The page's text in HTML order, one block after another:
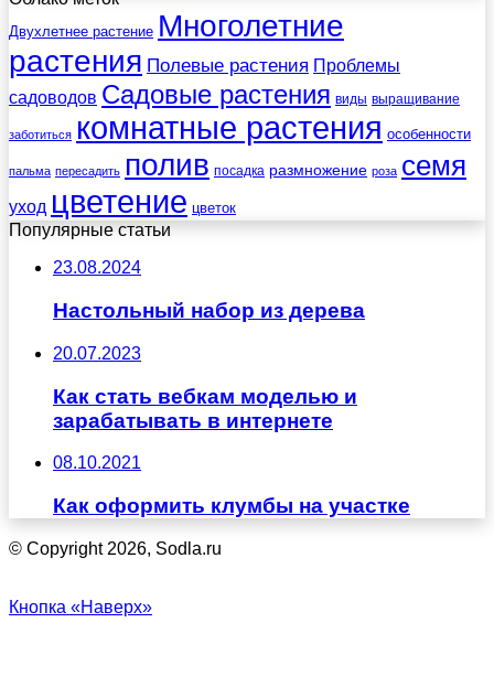
Двухлетнее растение Многолетние
растения Полевые растения Проблемы
садоводов Садовые растения виды выращивание
заботиться комнатные растения особенности
пальма пересадить полив посадка размножение роза семя
уход цветение цветок
Популярные статьи
23.08.2024
Настольный набор из дерева
20.07.2023
Как стать вебкам моделью и
зарабатывать в интернете
08.10.2021
Как оформить клумбы на участке
© Copyright 2026, Sodla.ru
Кнопка «Наверх»